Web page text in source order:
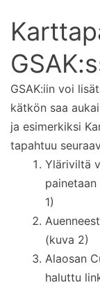
GSAK:iin voi
kätkön saa
ja esimerkiksi
tapahtuu
Yläriviltä
1)
(kuva 2)
Alaosan
haluttu